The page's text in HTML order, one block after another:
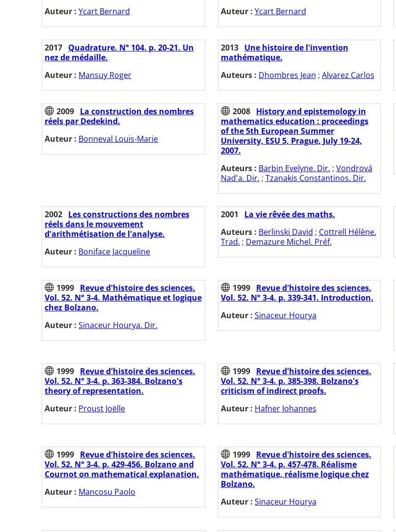
Auteur : Ycart Bernard
Auteur : Ycart Bernard
2017 Quadrature. N° 104. p. 20-21. Un
nez de médaille.
Auteur : Mansuy Roger
2013
Une histoire de l'invention
mathématique.
Auteurs : Dhombres Jean ; Alvarez Carlos
2009 La construction des nombres
réels par Dedekind.
Auteur : Bonneval Louis-Marie
2008
History and epistemology in
mathematics education : proceedings
of the 5th European Summer
University, ESU 5, Prague, July 19-24,
2007.
Auteurs : Barbin Evelyne. Dir. ; Vondrová
Nad'a. Dir. ; Tzanakis Constantinos. Dir.
2002 Les constructions des nombres
réels dans le mouvement
d'arithmétisation de l'analyse.
Auteur : Boniface Jacqueline
2001
La vie rêvée des maths.
Auteurs : Berlinski David ; Cottrell Hélène.
Trad. ; Demazure Michel. Préf.
1999 Revue d'histoire des sciences.
Vol. 52. N° 3-4. Mathématique et logique
chez Bolzano.
Auteur : Sinaceur Hourya. Dir.
1999
Revue d'histoire des sciences.
Vol. 52. N° 3-4. p. 339-341. Introduction.
Auteur : Sinaceur Hourya
1999 Revue d'histoire des sciences.
Vol. 52. N° 3-4. p. 363-384. Bolzano's
theory of representation.
Auteur : Proust Joëlle
1999
Revue d'histoire des sciences.
Vol. 52. N° 3-4. p. 385-398. Bolzano's
criticism of indirect proofs.
Auteur : Hafner Johannes
1999 Revue d'histoire des sciences.
Vol. 52. N° 3-4. p. 429-456. Bolzano and
Cournot on mathematical explanation.
Auteur : Mancosu Paolo
1999
Revue d'histoire des sciences.
Vol. 52. N° 3-4. p. 457-478. Réalisme
mathématique, réalisme logique chez
Bolzano.
Auteur : Sinaceur Hourya